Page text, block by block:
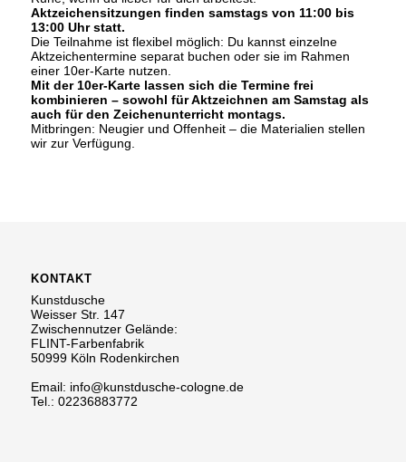
Aktzeichensitzungen finden samstags von 11:00 bis
13:00 Uhr statt.
Die Teilnahme ist flexibel möglich: Du kannst einzelne
Aktzeichentermine separat buchen oder sie im Rahmen
einer 10er-Karte nutzen.
Mit der 10er-Karte lassen sich die Termine frei
kombinieren – sowohl für Aktzeichnen am Samstag als
auch für den Zeichenunterricht montags.
Mitbringen: Neugier und Offenheit – die Materialien stellen
wir zur Verfügung.
KONTAKT
Kunstdusche
Weisser Str. 147
ZwischennutzerGelände:
FLINT-Farbenfabrik
50999 Köln Rodenkirchen
Email: info@kunstdusche-cologne.de
Tel.: 02236883772